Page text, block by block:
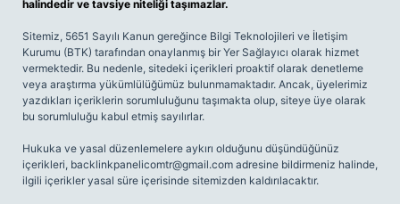
halindedir ve tavsiye niteliği taşımazlar.
Sitemiz, 5651 Sayılı Kanun gereğince Bilgi Teknolojileri ve İletişim
Kurumu (BTK) tarafından onaylanmış bir Yer Sağlayıcı olarak hizmet
vermektedir. Bu nedenle, sitedeki içerikleri proaktif olarak denetleme
veya araştırma yükümlülüğümüz bulunmamaktadır. Ancak, üyelerimiz
yazdıkları içeriklerin sorumluluğunu taşımakta olup, siteye üye olarak
bu sorumluluğu kabul etmiş sayılırlar.
Hukuka ve yasal düzenlemelere aykırı olduğunu düşündüğünüz
içerikleri, backlinkpanelicomtr@gmail.com adresine bildirmeniz halinde,
ilgili içerikler yasal süre içerisinde sitemizden kaldırılacaktır.